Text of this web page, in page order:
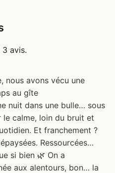
3 avis.
nous avons vécu une
au gîte
nuit dans une bulle… sous
le calme, loin du bruit et
Et franchement ?
Ressourcées…
si bien 🌿 On a
aux alentours, bon… la